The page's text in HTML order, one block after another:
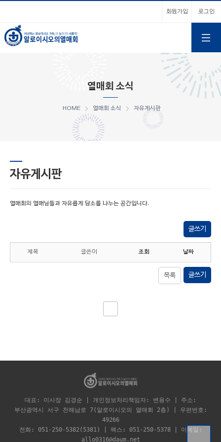
회원가입 로그인
열매회 소식
HOME 열매회 소식 자유게시판
자유게시판
열매회의 열매님들과 자유롭게 담소를 나누는 공간입니다.
글쓰기
제목 글쓴이 조회 날짜
목록 글쓰기
대표: 이사장 김경순 | 개인정보처리책임자: 변용수 | 주소:
부산광역시 서구 천해남로 7(알로이시오의 열매회 2층) | 우편번호:
49266
전화: 051-250-5382(5381) | 팩스: 051-250-5378 | 이메일:
allo0316@daum.net